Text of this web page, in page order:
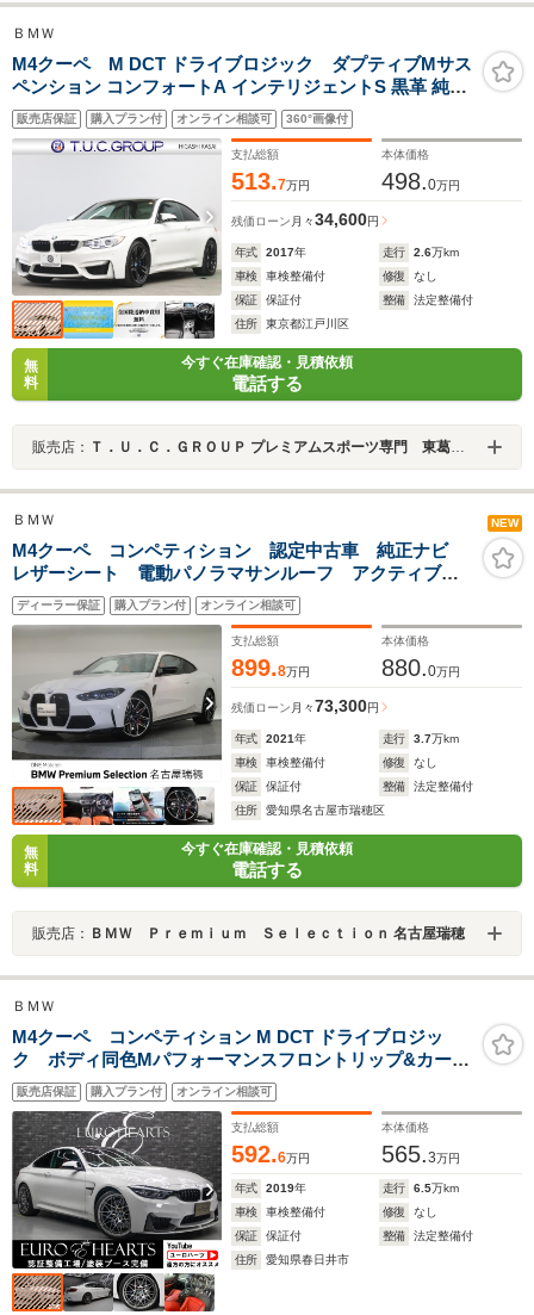
ＢＭＷ
M4クーペ M DCT ドライブロジック ダプティブMサス
ペンション コンフォートA インテリジェントS 黒革 純正
ナビ TV Bカメラ ヘッドアップD クルコン カーボンルー
フ&インテリア Mブルーキャリパー Mエアロ&19インチ
AW 2年保証
販売店保証 購入プラン付 オンライン相談可 360°画像付
支払総額
513.7万円
本体価格
498.0万円
残価ローン 月々34,600円
年式 2017年 走行 2.6万km
車検
車検整備付 修復
なし
保証
保証付 整備
法定整備付
住所
東京都江戸川区
無
料
今すぐ在庫確認・見積依頼
電話する
販売店： Ｔ．Ｕ．Ｃ．ＧＲＯＵＰ プレミアムスポーツ専門 東葛西／（株）バーディット
ＢＭＷ NEW
M4クーペ コンペティション 認定中古車 純正ナビ
レザーシート 電動パノラマサンルーフ アクティブク
ルーズコントロール アラウンドビューモニター ヘッ
ドアップディスプレイ Harman/Kardon
ディーラー保証 購入プラン付 オンライン相談可
支払総額
899.8万円
本体価格
880.0万円
残価ローン 月々73,300円
年式 2021年 走行 3.7万km
車検
車検整備付 修復
なし
保証
保証付 整備
法定整備付
住所
愛知県名古屋市瑞穂区
無
料
今すぐ在庫確認・見積依頼
電話する
販売店： ＢＭＷ Ｐｒｅｍｉｕｍ Ｓｅｌｅｃｔｉｏｎ 名古屋瑞穂
ＢＭＷ
M4クーペ コンペティション M DCT ドライブロジッ
ク ボディ同色Mパフォーマンスフロントリップ&カーボ
ンフロントスプリッター&カーボントランクスポイラー
カーボンルーフ コンペティション専用20インチAW イ
エローデイライト アダプティブMサスペンション
販売店保証 購入プラン付 オンライン相談可
支払総額
592.6万円
本体価格
565.3万円
年式 2019年 走行 6.5万km
車検
車検整備付 修復
なし
保証
保証付 整備
法定整備付
住所
愛知県春日井市